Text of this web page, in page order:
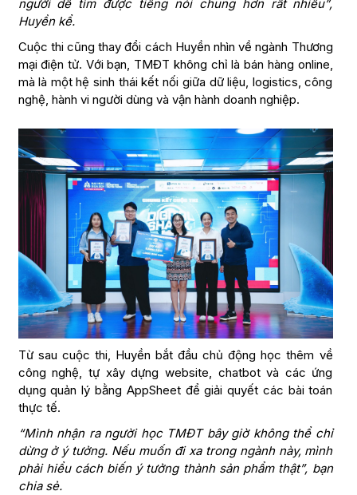
người dễ tìm được tiếng nói chung hơn rất nhiều”,
Huyền kể.
Cuộc thi cũng thay đổi cách Huyền nhìn về ngành Thương
mại điện tử. Với bạn, TMĐT không chỉ là bán hàng online,
mà là một hệ sinh thái kết nối giữa dữ liệu, logistics, công
nghệ, hành vi người dùng và vận hành doanh nghiệp.
Từ sau cuộc thi, Huyền bắt đầu chủ động học thêm về
công nghệ, tự xây dựng website, chatbot và các ứng
dụng quản lý bằng AppSheet để giải quyết các bài toán
thực tế.
“Mình nhận ra người học TMĐT bây giờ không thể chỉ
dừng ở ý tưởng. Nếu muốn đi xa trong ngành này, mình
phải hiểu cách biến ý tưởng thành sản phẩm thật”, bạn
chia sẻ.